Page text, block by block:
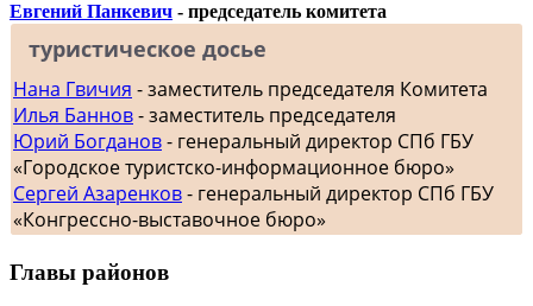
Евгений Панкевич - председатель комитета
туристическое досье
Нана Гвичия - заместитель председателя Комитета
Илья Баннов- заместитель председателя
Юрий Богданов- генеральный директор СПб ГБУ
«Городское туристско-информационное бюро»
Сергей Азаренков- генеральный директор СПб ГБУ
«Конгрессно-выставочное бюро»
Главы районов